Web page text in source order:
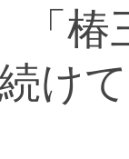
「椿
け